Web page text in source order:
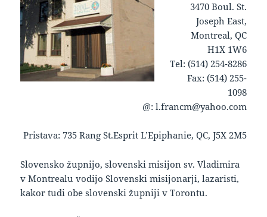
3470 Boul. St.
Joseph East,
Montreal, QC
H1X 1W6
Tel: (514) 254-8286
Fax: (514) 255-
1098
@: l.francm@yahoo.com
Pristava: 735 Rang St.Esprit L’Epiphanie, QC, J5X 2M5
keto supplement pills
Slovensko župnijo, slovenski misijon sv. Vladimira
v Montrealu vodijo Slovenski misijonarji, lazaristi,
kakor tudi obe slovenski župniji v Torontu.